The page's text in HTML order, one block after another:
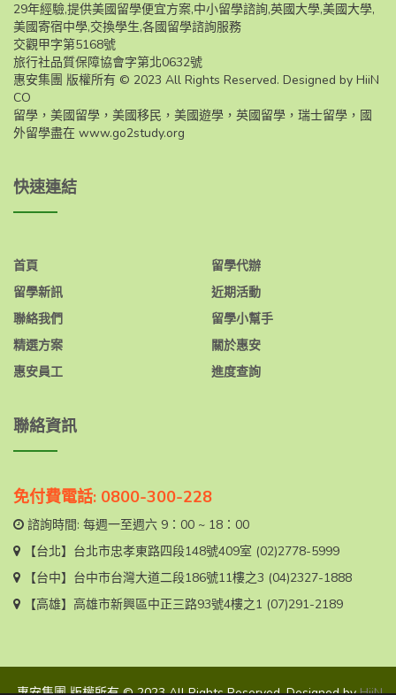
29年經驗,提供美國留學便宜方案,中小留學諮詢,英國大學,美國大學,
美國寄宿中學,交換學生,各國留學諮詢服務
交觀甲字第5168號
旅行社品質保障協會字第北0632號
惠安集團 版權所有 © 2023 All Rights Reserved. Designed by HiiN
CO
留學，美國留學，美國移民，美國遊學，英國留學，瑞士留學，國
外留學盡在 www.go2study.org
快速連結
首頁
留學新訊
聯絡我們
精選方案
惠安員工
留學代辦
近期活動
留學小幫手
關於惠安
進度查詢
聯絡資訊
免付費電話: 0800-300-228
諮詢時間: 每週一至週六 9：00 ~ 18：00
【台北】 台北市忠孝東路四段148號409室 (02)2778-5999
【台中】 台中市台灣大道二段186號11樓之3 (04)2327-1888
【高雄】 高雄市新興區中正三路93號4樓之1 (07)291-2189